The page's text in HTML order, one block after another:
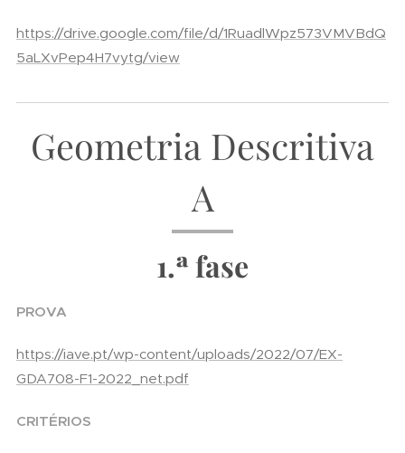
https://drive.google.com/file/d/1RuadlWpz573VMVBdQ
5aLXvPep4H7vytg/view
Geometria Descritiva
A
1.ª fase
PROVA
https://iave.pt/wp-content/uploads/2022/07/EX-
GDA708-F1-2022_net.pdf
CRITÉRIOS